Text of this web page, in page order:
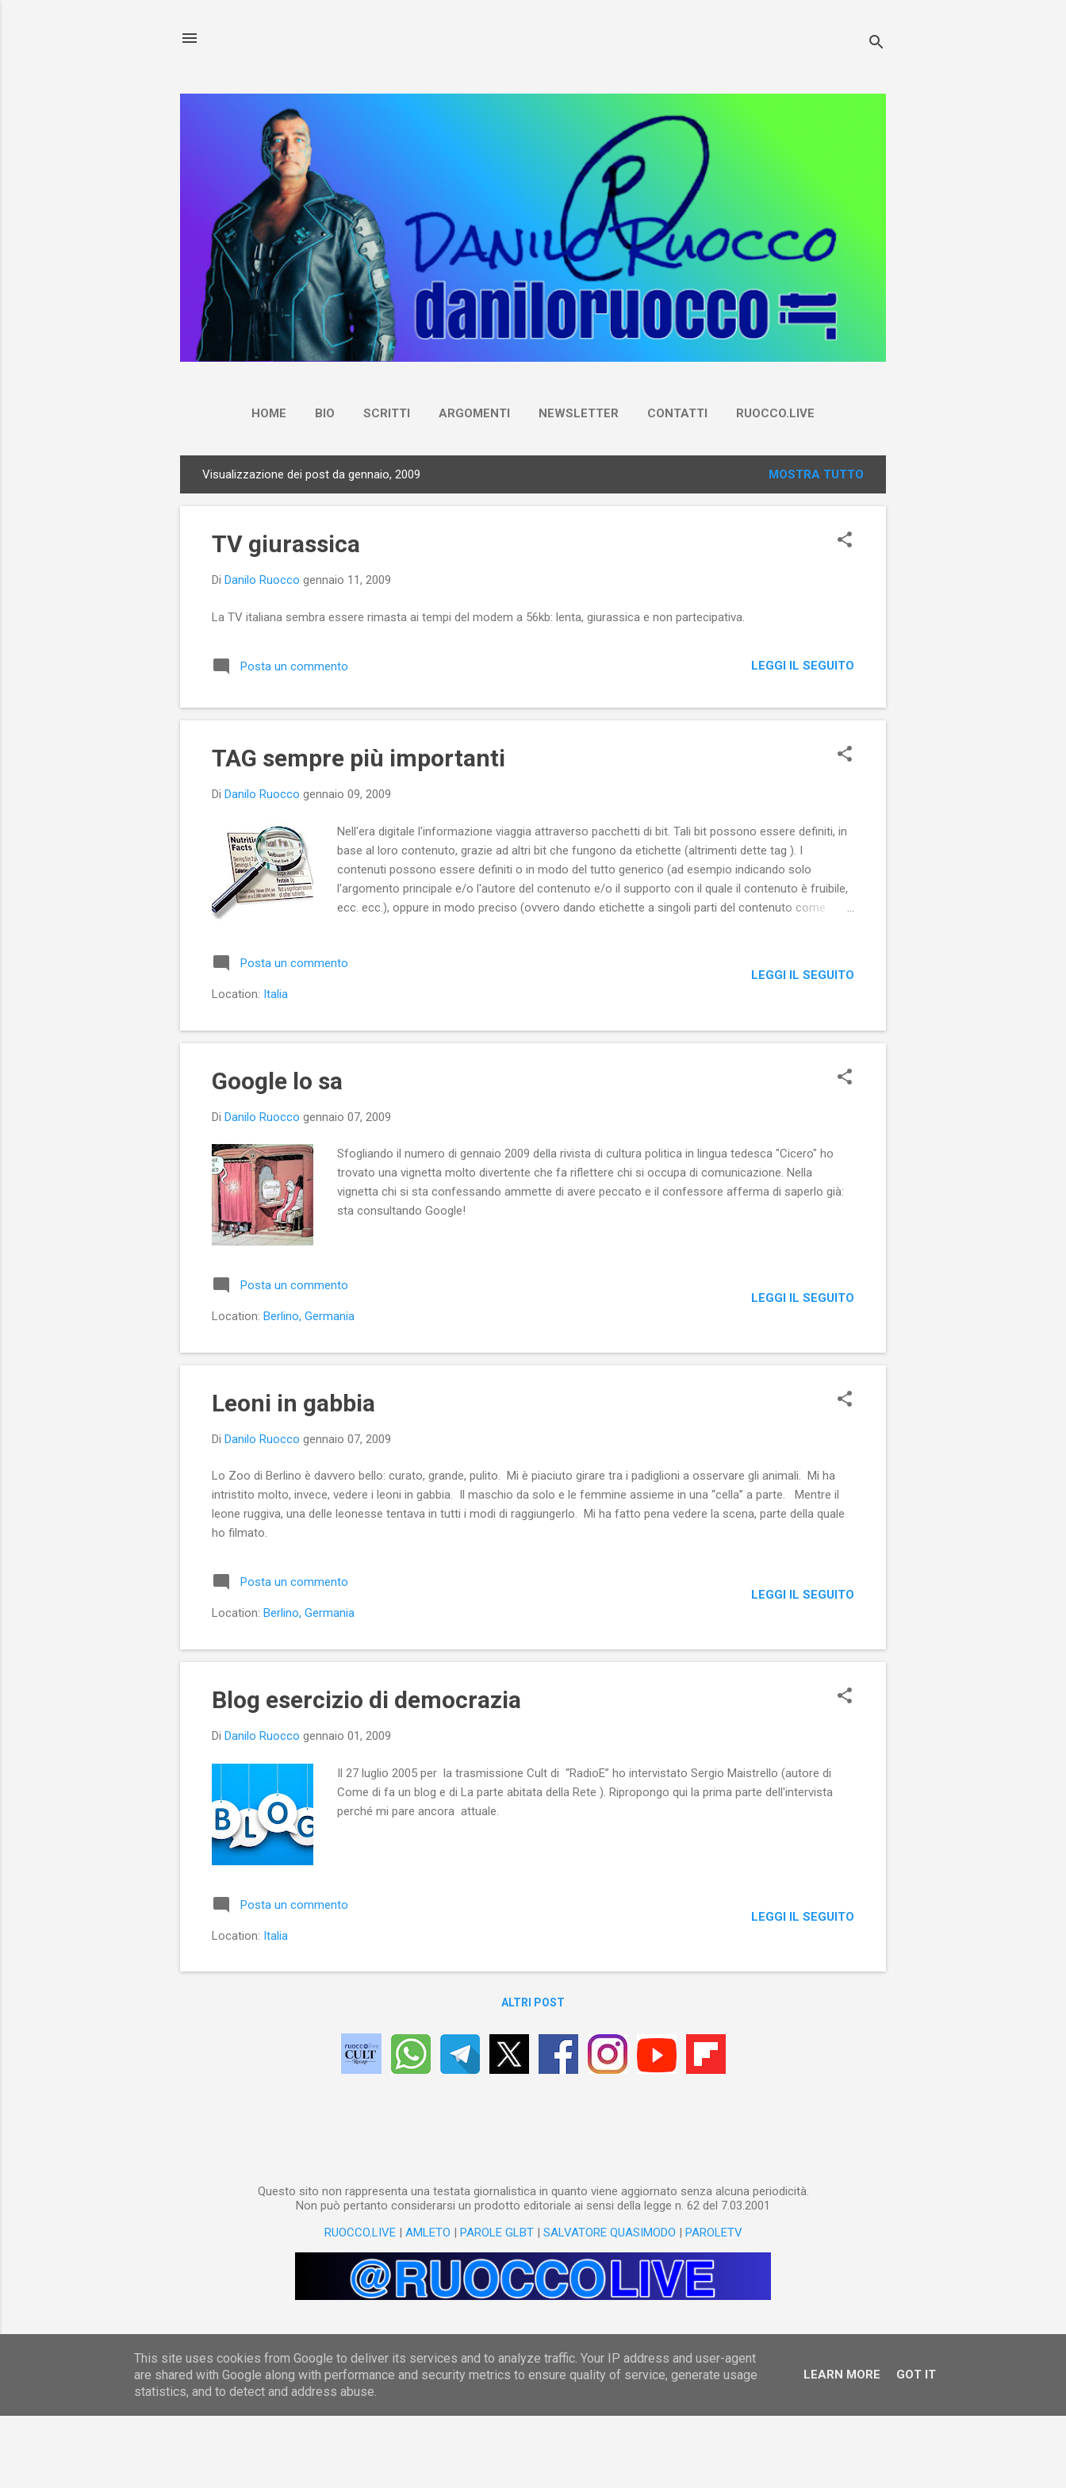
HOME BIO SCRITTI ARGOMENTI NEWSLETTER CONTATTI RUOCCO.LIVE
o
Visualizzazione dei post da gennaio, 2009 MOSTRA TUTTO
TV giurassica
Di Danilo Ruocco gennaio 11, 2009
La TV italiana sembra essere rimasta ai tempi del modem a 56kb: lenta, giurassica e non partecipativa.
Posta un commento LEGGI IL SEGUITO
TAG sempre più importanti
Di Danilo Ruocco gennaio 09, 2009
Nell'era digitale l'informazione viaggia attraverso pacchetti di bit. Tali bit possono essere definiti, in
base al loro contenuto, grazie ad altri bit che fungono da etichette (altrimenti dette tag ). I
contenuti possono essere definiti o in modo del tutto generico (ad esempio indicando solo
l'argomento principale e/o l'autore del contenuto e/o il supporto con il quale il contenuto è fruibile,
ecc. ecc.), oppure in modo preciso (ovvero dando etichette a singoli parti del contenuto come
infatti, può essere fruito o perché lo si è trovato per puro caso, oppure perché si è legati in qualche
modo al contenitore che lo diffonde (un blog, un sito web, un canale video, un feed RSS, un
Posta un commento
Location: Italia
LEGGI IL SEGUITO
Google lo sa
Di Danilo Ruocco gennaio 07, 2009
Sfogliando il numero di gennaio 2009 della rivista di cultura politica in lingua tedesca "Cicero" ho
trovato una vignetta molto divertente che fa riflettere chi si occupa di comunicazione. Nella
vignetta chi si sta confessando ammette di avere peccato e il confessore afferma di saperlo già:
sta consultando Google!
Posta un commento
Location: Berlino, Germania
LEGGI IL SEGUITO
Leoni in gabbia
Di Danilo Ruocco gennaio 07, 2009
Lo Zoo di Berlino è davvero bello: curato, grande, pulito. Mi è piaciuto girare tra i padiglioni a osservare gli animali. Mi ha
intristito molto, invece, vedere i leoni in gabbia. Il maschio da solo e le femmine assieme in una “cella” a parte. Mentre il
leone ruggiva, una delle leonesse tentava in tutti i modi di raggiungerlo. Mi ha fatto pena vedere la scena, parte della quale
ho filmato.
Posta un commento
Location: Berlino, Germania
LEGGI IL SEGUITO
Blog esercizio di democrazia
Di Danilo Ruocco gennaio 01, 2009
Il 27 luglio 2005 per la trasmissione Cult di “RadioE” ho intervistato Sergio Maistrello (autore di
Come di fa un blog e di La parte abitata della Rete ). Ripropongo qui la prima parte dell'intervista
perché mi pare ancora attuale.
Posta un commento
Location: Italia
LEGGI IL SEGUITO
ALTRI POST
Questo sito non rappresenta una testata giornalistica in quanto viene aggiornato senza alcuna periodicità.
Non può pertanto considerarsi un prodotto editoriale ai sensi della legge n. 62 del 7.03.2001
RUOCCO.LIVE| AMLETO | PAROLE GLBT| SALVATORE QUASIMODO | PAROLETV
(c) Danilo Ruocco
This site uses cookies from Google to deliver its services and to analyze traffic. Your IP address and user-agent
are shared with Google along with performance and security metrics to ensure quality of service, generate usage
statistics, and to detect and address abuse.
LEARN MORE GOT IT